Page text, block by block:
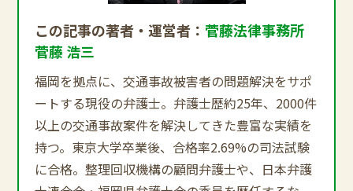
この記事の著者・運営者： 菅藤法律事務所
菅藤 浩三
福岡を拠点に、交通事故被害者の問題解決をサポ
ートする現役の弁護士。弁護士歴約25年、2000件
以上の交通事故案件を解決してきた豊富な実績を
持つ。東京大学卒業後、合格率2.69%の司法試験
に合格。整理回収機構の顧問弁護士や、日本弁護